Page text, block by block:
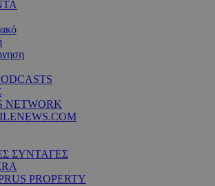
NETWORK
ΣΥΝΤΑΓΕΣ
PROPERTY